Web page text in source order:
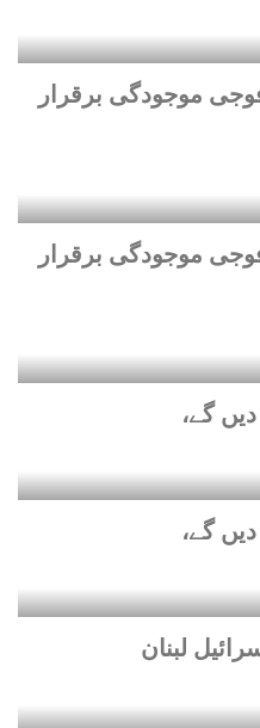
موجودگی برقرار
موجودگی برقرار
دیں گے،
دیں گے،
لبنان